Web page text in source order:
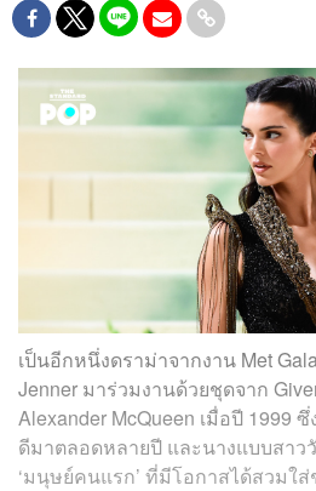
เป็นอีกหนึ่งดราม่าจากงาน Met
Jenner มาร่วมงานด้วยชุดจาก
Alexander McQueen เมื่อปี 1999
ดีมาตลอดหลายปี และนางแบบสาววั
‘มนุษย์คนแรก’ ที่มีโอกาสได้สวมใ